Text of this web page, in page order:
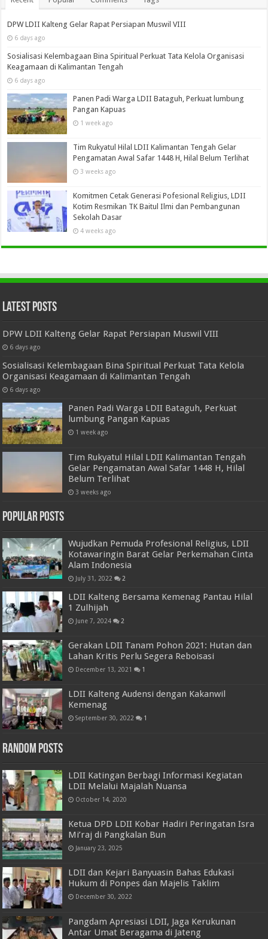
DPW LDII Kalteng Gelar Rapat Persiapan Muswil VIII
6 days ago
Sosialisasi Kelembagaan Bina Spiritual Perkuat Tata Kelola Organisasi
Keagamaan di Kalimantan Tengah
6 days ago
Panen Padi Warga LDII Bataguh, Perkuat lumbung
Pangan Kapuas
1 week ago
Tim Rukyatul Hilal LDII Kalimantan Tengah Gelar
Pengamatan Awal Safar 1448 H, Hilal Belum Terlihat
3 weeks ago
Komitmen Cetak Generasi Pofesional Religius, LDII
Kotim Resmikan TK Baitul Ilmi dan Pembangunan
Sekolah Dasar
4 weeks ago
Latest Posts
DPW LDII Kalteng Gelar Rapat Persiapan Muswil VIII
6 days ago
Sosialisasi Kelembagaan Bina Spiritual Perkuat Tata Kelola
Organisasi Keagamaan di Kalimantan Tengah
6 days ago
Panen Padi Warga LDII Bataguh, Perkuat
lumbung Pangan Kapuas
1 week ago
Tim Rukyatul Hilal LDII Kalimantan Tengah
Gelar Pengamatan Awal Safar 1448 H, Hilal
Belum Terlihat
3 weeks ago
Popular Posts
Wujudkan Pemuda Profesional Religius, LDII
Kotawaringin Barat Gelar Perkemahan Cinta
Alam Indonesia
July 31, 2022 2
LDII Kalteng Bersama Kemenag Pantau Hilal
1 Zulhijah
June 7, 2024 2
Gerakan LDII Tanam Pohon 2021: Hutan dan
Lahan Kritis Perlu Segera Reboisasi
December 13, 2021 1
LDII Kalteng Audensi dengan Kakanwil
Kemenag
September 30, 2022 1
Random Posts
LDII Katingan Berbagi Informasi Kegiatan
LDII Melalui Majalah Nuansa
October 14, 2020
Ketua DPD LDII Kobar Hadiri Peringatan Isra
Mi’raj di Pangkalan Bun
January 23, 2025
LDII dan Kejari Banyuasin Bahas Edukasi
Hukum di Ponpes dan Majelis Taklim
December 30, 2022
Pangdam Apresiasi LDII, Jaga Kerukunan
Antar Umat Beragama di Jateng